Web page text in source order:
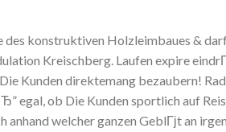
konstruktiven Holzleimbaues &
Kreischberg. Laufen expire
Kunden direktemang bezaubern!
egal, ob Die Kunden sportlich auf
anhand welcher ganzen GeblГјt an